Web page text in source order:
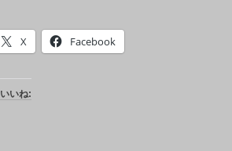
X Facebook
いいね: